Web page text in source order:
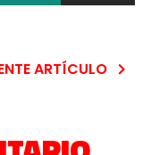
ARTÍCULO